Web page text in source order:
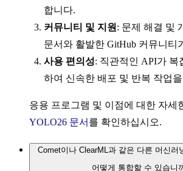
합니다.
커뮤니티 및 지원 : 문제 해결 및
문서와 활발한 GitHub 커뮤니티
사용 편의성: 직관적인 API가 복
하여 신속한 배포 및 반복 작업
응용 프로그램 및 이점에 대한 자세
YOLO26 문서 를 확인하십시오.
Comet이나 ClearML과 같은 다른 머신러
어떻게 통합할 수 있습니